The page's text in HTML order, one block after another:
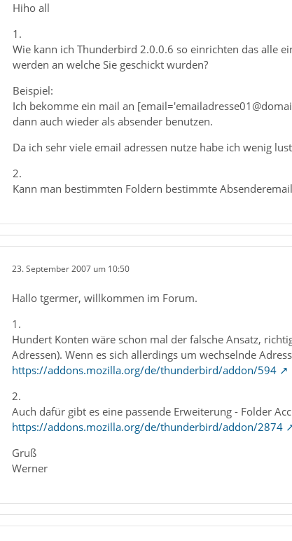
Hiho all
1.
Wie kann ich Thunderbird 2.0.0.6 so einrichten das alle
werden an welche Sie geschickt wurden?
Beispiel:
Ich bekomme ein mail an
dann auch wieder als absender benutzen.
Da ich sehr viele email adressen nutze habe ich wenig
2.
Kann man bestimmten Foldern bestimmte
23. September 2007 um 10:50
Hallo tgermer, willkommen im Forum.
1.
Hundert Konten wäre schon mal der falsche Ansatz,
Adressen). Wenn es sich allerdings um wechselnde
https://addons.mozilla.org/de/thunderbird/addon/594
2.
Auch dafür gibt es eine passende Erweiterung - Folder
https://addons.mozilla.org/de/thunderbird/addon/2874
Gruß
Werner